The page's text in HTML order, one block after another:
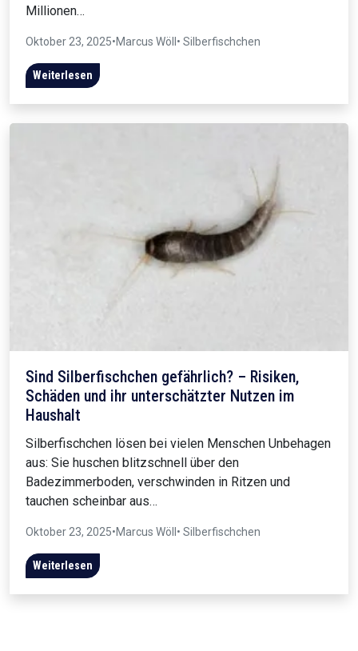
Millionen…
Oktober 23, 2025•Marcus Wöll • Silberfischchen
Weiterlesen
Sind Silberfischchen gefährlich? – Risiken,
Schäden und ihr unterschätzter Nutzen im
Haushalt
Silberfischchen lösen bei vielen Menschen Unbehagen
aus: Sie huschen blitzschnell über den
Badezimmerboden, verschwinden in Ritzen und
tauchen scheinbar aus…
Oktober 23, 2025•Marcus Wöll • Silberfischchen
Weiterlesen